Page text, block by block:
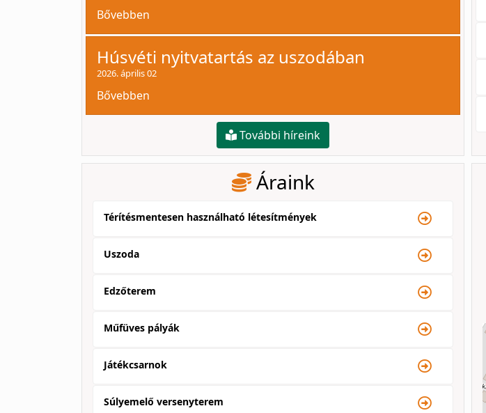
Bővebben
Húsvéti nyitvatartás az uszodában
2026. április 02
Bővebben
További híreink
Áraink
Térítésmentesen használható létesítmények
Uszoda
Edzőterem
Műfüves pályák
Játékcsarnok
Súlyemelő versenyterem